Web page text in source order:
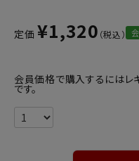
定価 ¥1,320
会員価格で購入するにはレ
です。